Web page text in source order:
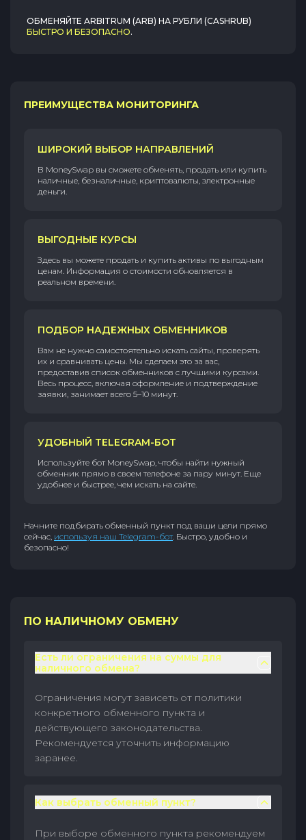
ОБМЕНЯЙТЕ ARBITRUM (ARB) НА РУБЛИ (CASHRUB)
БЫСТРО И БЕЗОПАСНО.
ПРЕИМУЩЕСТВА МОНИТОРИНГА
ШИРОКИЙ ВЫБОР НАПРАВЛЕНИЙ
В MoneySwap вы сможете обменять, продать или купить
наличные, безналичные, криптовалюты, электронные
деньги.
ВЫГОДНЫЕ КУРСЫ
Здесь вы можете продать и купить активы по выгодным
ценам. Информация о стоимости обновляется в
реальном времени.
ПОДБОР НАДЕЖНЫХ ОБМЕННИКОВ
Вам не нужно самостоятельно искать сайты, проверять
их и сравнивать цены. Мы сделаем это за вас,
предоставив список обменников с лучшими курсами.
Весь процесс, включая оформление и подтверждение
заявки, занимает всего 5–10 минут.
УДОБНЫЙ TELEGRAM-БОТ
Используйте бот MoneySwap, чтобы найти нужный
обменник прямо в своем телефоне за пару минут. Еще
удобнее и быстрее, чем искать на сайте.
Начните подбирать обменный пункт под ваши цели прямо
сейчас, используя наш Telegram-бот. Быстро, удобно и
безопасно!
ПО НАЛИЧНОМУ ОБМЕНУ
Есть ли ограничения на суммы для
наличного обмена?
Ограничения могут зависеть от политики
конкретного обменного пункта и
действующего законодательства.
Рекомендуется уточнить информацию
заранее.
Как выбрать обменный пункт?
При выборе обменного пункта рекомендуем